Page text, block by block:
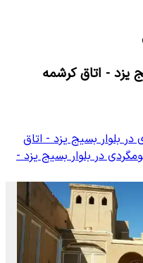
یزد - اتاق کرشمه
در بلوار بسیج یزد - اتاق
در بلوار بسیج یزد -